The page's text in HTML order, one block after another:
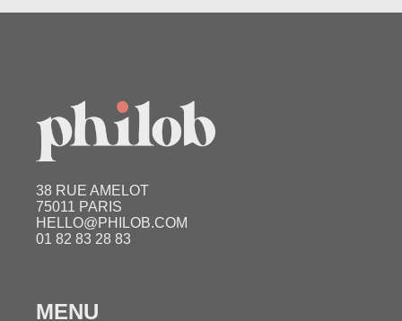
38 RUE AMELOT
75011 PARIS
HELLO@PHILOB.COM
01 82 83 28 83
MENU